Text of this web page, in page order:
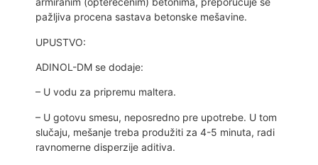
pažljiva procena sastava betonske mešavine.
UPUSTVO:
ADINOL-DM se dodaje:
– U vodu za pripremu maltera.
– U gotovu smesu, neposredno pre upotrebe. U tom
slučaju, mešanje treba produžiti za 4-5 minuta, radi
ravnomerne disperzije aditiva.